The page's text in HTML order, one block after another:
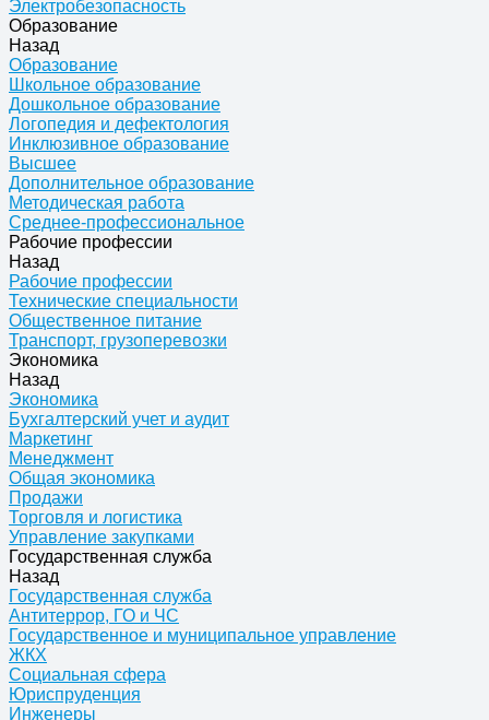
Электробезопасность
Образование
Назад
Образование
Школьное образование
Дошкольное образование
Логопедия и дефектология
Инклюзивное образование
Высшее
Дополнительное образование
Методическая работа
Среднее-профессиональное
Рабочие профессии
Назад
Рабочие профессии
Технические специальности
Общественное питание
Транспорт, грузоперевозки
Экономика
Назад
Экономика
Бухгалтерский учет и аудит
Маркетинг
Менеджмент
Общая экономика
Продажи
Торговля и логистика
Управление закупками
Государственная служба
Назад
Государственная служба
Антитеррор, ГО и ЧС
Государственное и муниципальное управление
ЖКХ
Социальная сфера
Юриспруденция
Инженеры